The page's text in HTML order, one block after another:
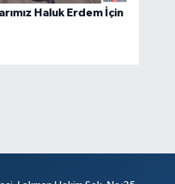
Haluk Erdem İçin